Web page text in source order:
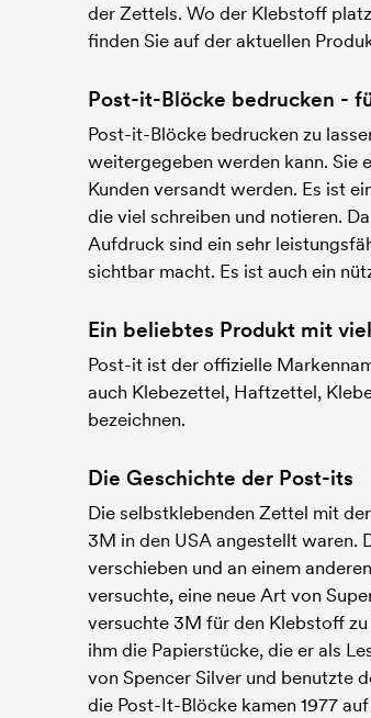
der Zettels. Wo der Klebstoff
finden Sie auf der aktuellen
Post-it-Blöcke bedrucken -
Post-it-Blöcke bedrucken zu
weitergegeben werden kann. Sie
Kunden versandt werden. Es ist
die viel schreiben und notieren.
Aufdruck sind ein sehr
sichtbar macht. Es ist auch ein
Ein beliebtes Produkt mit
Post-it ist der offizielle
auch Klebezettel, Haftzettel,
bezeichnen.
Die Geschichte der Post-its
Die selbstklebenden Zettel mit
3M in den USA angestellt waren.
verschieben und an einem
versuchte, eine neue Art von
versuchte 3M für den Klebstoff
ihm die Papierstücke, die er als
von Spencer Silver und benutzte
die Post-It-Blöcke kamen 1977